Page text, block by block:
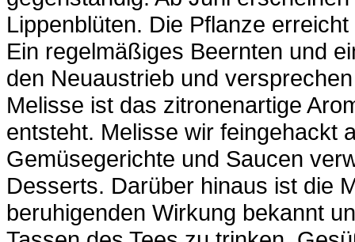
Lippenblüten. Die Pflanze
Ein regelmäßiges Beernten und
den Neuaustrieb und
Melisse ist das zitronenartige
entsteht. Melisse wir feingehackt
Gemüsegerichte und Saucen
Desserts. Darüber hinaus ist die
beruhigenden Wirkung bekannt